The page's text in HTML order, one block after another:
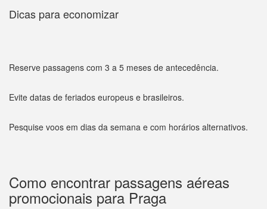
Dicas para economizar
Reserve passagens com 3 a 5 meses de antecedência.
Evite datas de feriados europeus e brasileiros.
Pesquise voos em dias da semana e com horários alternativos.
Como encontrar passagens aéreas
promocionais para Praga